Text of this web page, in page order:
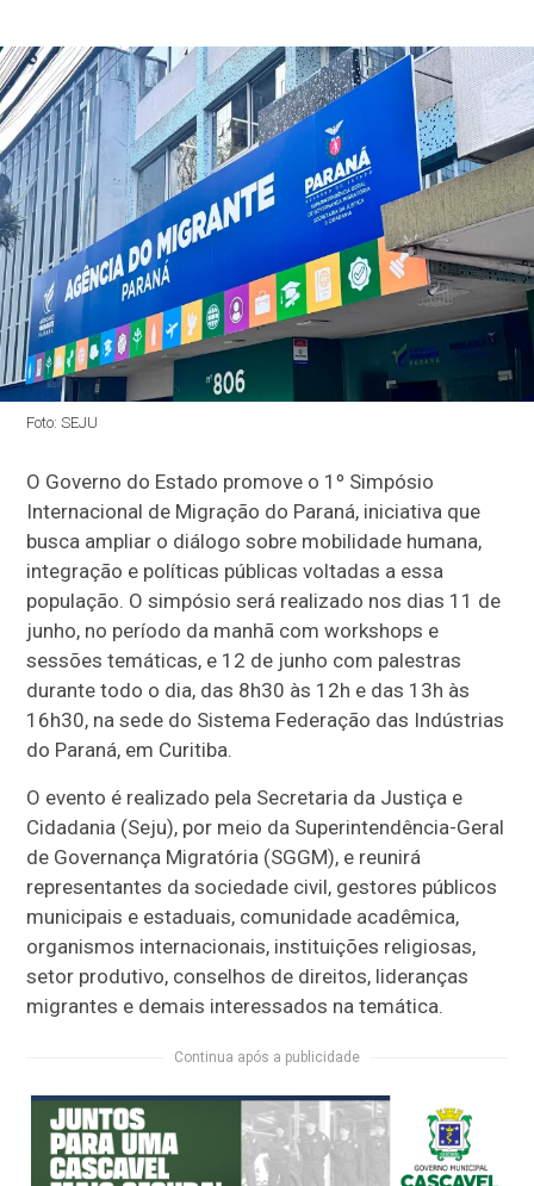
Foto: SEJU
O Governo do Estado promove o 1º Simpósio
Internacional de Migração do Paraná, iniciativa que
busca ampliar o diálogo sobre mobilidade humana,
integração e políticas públicas voltadas a essa
população. O simpósio será realizado nos dias 11 de
junho, no período da manhã com workshops e
sessões temáticas, e 12 de junho com palestras
durante todo o dia, das 8h30 às 12h e das 13h às
16h30, na sede do Sistema Federação das Indústrias
do Paraná, em Curitiba.
O evento é realizado pela Secretaria da Justiça e
Cidadania (Seju), por meio da Superintendência-Geral
de Governança Migratória (SGGM), e reunirá
representantes da sociedade civil, gestores públicos
municipais e estaduais, comunidade acadêmica,
organismos internacionais, instituições religiosas,
setor produtivo, conselhos de direitos, lideranças
migrantes e demais interessados na temática.
Continua após a publicidade